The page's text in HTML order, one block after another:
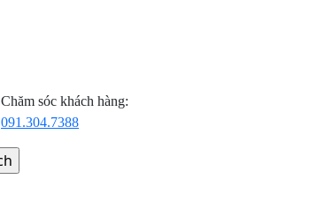
Chăm sóc khách hàng:
091.304.7388